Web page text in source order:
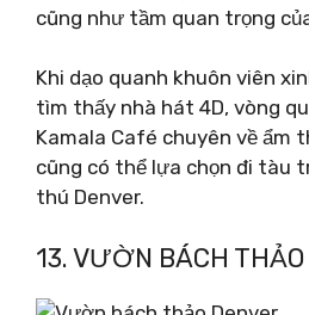
cũng như tầm quan trọng
Khi dạo quanh khuôn viên
tìm thấy nhà hát 4D, vòng
Kamala Café chuyên về ẩm
cũng có thể lựa chọn đi tàu
thú Denver.
13. VƯỜN BÁCH THẢO